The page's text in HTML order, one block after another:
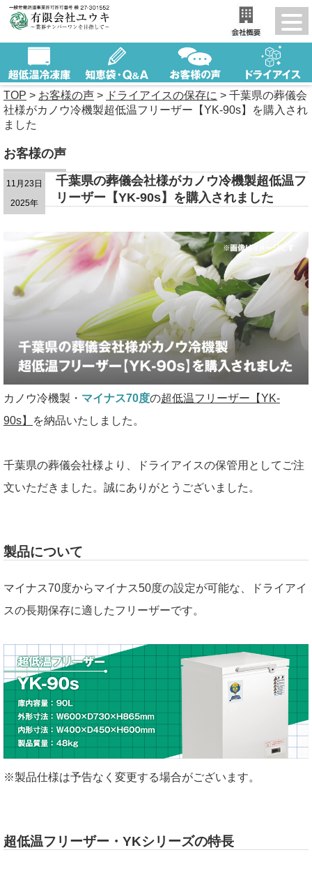
TOP > お客様の声 > ドライアイスの保存に > 千葉県の葬儀会
社様がカノウ冷機製超低温フリーザー【YK-90s】を購入され
ました
お客様の声
11月23日
2025年
千葉県の葬儀会社様がカノウ冷機製超低温フ
リーザー【YK-90s】を購入されました
カノウ冷機製・ マイナス70度の超低温フリーザー【YK-
90s】
を納品いたしました。
千葉県の葬儀会社様より、ドライアイスの保管用としてご注
文いただきました。誠にありがとうございました。
製品について
マイナス70度からマイナス50度の設定が可能な、ドライアイ
スの長期保存に適したフリーザーです。
※製品仕様は予告なく変更する場合がございます。
超低温フリーザー・YKシリーズの特長